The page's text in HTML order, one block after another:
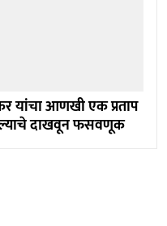
यांचा आणखी एक प्रताप
दाखवून फसवणूक